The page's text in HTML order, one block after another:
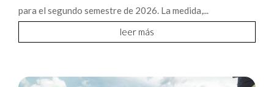
para el segundo semestre de 2026. La medida,...
leer más